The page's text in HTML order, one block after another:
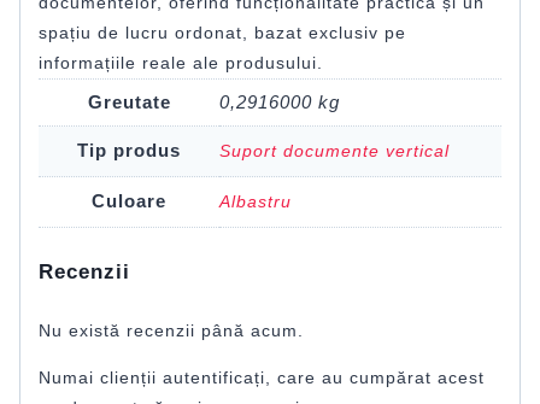
spațiu de lucru ordonat, bazat exclusiv pe
informațiile reale ale produsului.
Greutate 0,2916000 kg
Tip produs Suport documente vertical
Culoare Albastru
Recenzii
Nu există recenzii până acum.
Numai clienții autentificați, care au cumpărat acest